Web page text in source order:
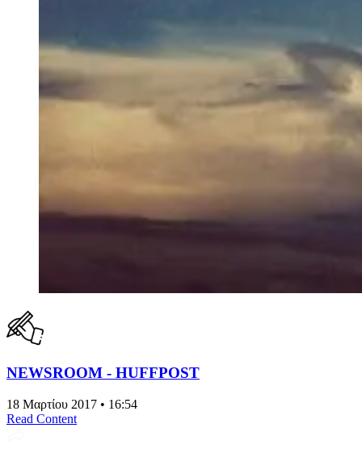
NEWSROOM - HUFFPOST
18 Μαρτίου 2017 • 16:54
Read Content